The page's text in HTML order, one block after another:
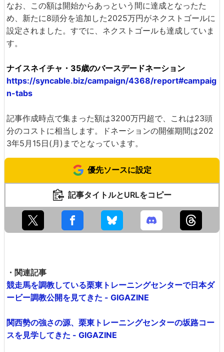
なお、この額は開始からあっという間に達成となったた
め、新たに8頭分を追加した2025万円がネクストゴールに
設定されました。すでに、ネクストゴールも達成していま
す。
ナイスネイチャ・35歳のバースデードネーション
https://syncable.biz/campaign/4368/report#campaig
n-tabs
記事作成時点で集まった額は3200万円超で、これは23頭
分のコストに相当します。ドネーションの開催期間は202
3年5月15日(月)までとなっています。
優先ソースに設定
記事タイトルとURLをコピー
・関連記事
競走馬を調教している栗東トレーニングセンターで日本ダ
ービー調教公開を見てきた - GIGAZINE
関西勢の強さの源、栗東トレーニングセンターの坂路コー
スを見学してきた - GIGAZINE